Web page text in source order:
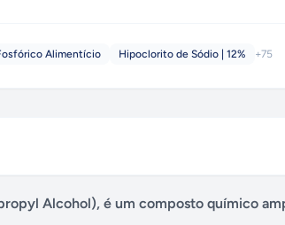
Alimentício Hipoclorito de Sódio | 12% +75
Alcohol), é um composto químico